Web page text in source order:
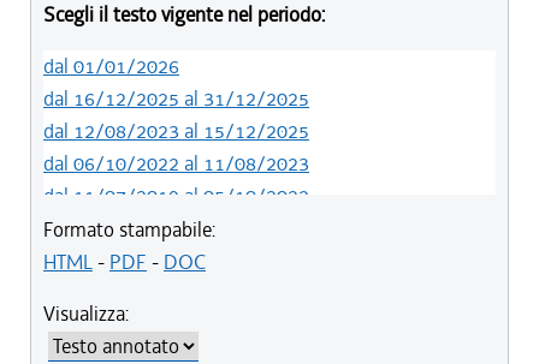
Scegli il testo vigente nel periodo:
dal 01/01/2026
dal 16/12/2025 al 31/12/2025
dal 12/08/2023 al 15/12/2025
dal 06/10/2022 al 11/08/2023
dal 11/07/2019 al 05/10/2022
dal 01/05/2019 al 10/07/2019
dal 12/04/2018 al 30/04/2019
dal 01/01/2018 al 28/03/2018
dal 09/11/2017 al 31/12/2017
Formato stampabile:
HTML- PDF - DOC
Visualizza: